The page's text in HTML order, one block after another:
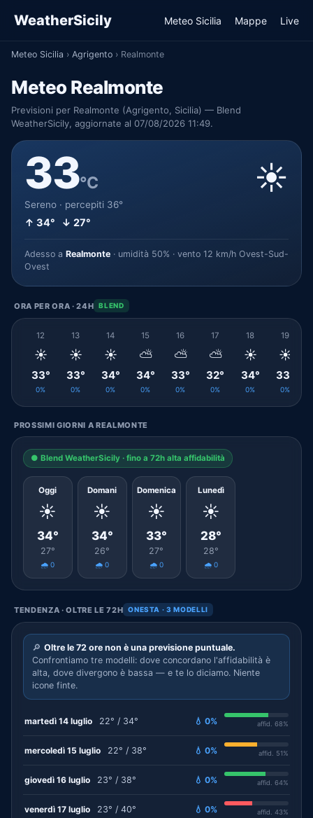
WeatherSicily Meteo Sicilia Mappe Live
Meteo Sicilia › Agrigento › Realmonte
Meteo Realmonte
Previsioni per Realmonte (Agrigento, Sicilia) — Blend
WeatherSicily, aggiornate al 07/08/2026 11:49.
33°C
Sereno · percepiti 36°
↑ 34° ↓ 27°
☀️
Adesso a Realmonte · umidità 50% · vento 12 km/h Ovest-Sud-
Ovest
ORA PER ORA · 24H BLEND
12
☀️
33°
0%
13
☀️
33°
0%
14
☀️
34°
0%
15
⛅
34°
0%
16
⛅
33°
0%
17
⛅
32°
0%
18
☀️
34°
0%
19
☀️
33°
0%
PROSSIMI GIORNI A REALMONTE
● Blend WeatherSicily · fino a 72h alta affidabilità
Oggi
☀️
34°
27°
🌧️ 0
Domani
☀️
34°
26°
🌧️ 0
Domenica
☀️
33°
27°
🌧️ 0
Lunedì
☀️
28°
28°
🌧️ 0
TENDENZA · OLTRE LE 72H ONESTA · 3 MODELLI
🔎 Oltre le 72 ore non è una previsione puntuale.
Confrontiamo tre modelli: dove concordano l'affidabilità è
alta, dove divergono è bassa — e te lo diciamo. Niente
icone finte.
martedì 14 luglio 22° / 34° 💧 0% affid. 68%
mercoledì 15 luglio 22° / 38° 💧 0% affid. 51%
giovedì 16 luglio 23° / 38° 💧 0% affid. 64%
venerdì 17 luglio 23° / 40° 💧 0% affid. 43%